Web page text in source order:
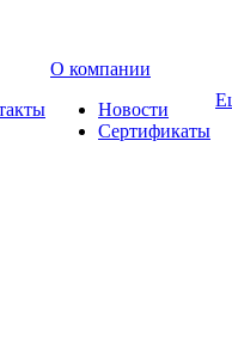
О компании
Новости
Сертификаты